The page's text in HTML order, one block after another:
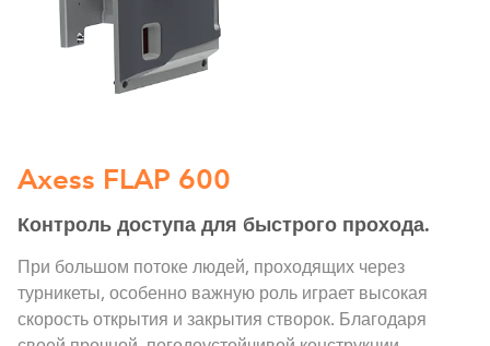
Axess FLAP 600
Контроль доступа для быстрого прохода.
При большом потоке людей, проходящих через
турникеты, особенно важную роль играет высокая
скорость открытия и закрытия створок. Благодаря